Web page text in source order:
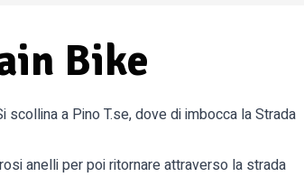
Bike
a Pino T.se, dove di imbocca la Strada
anelli per poi ritornare attraverso la strada